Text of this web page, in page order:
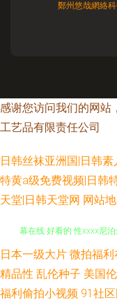
鄭州悠哉網絡
感谢您访问我们的网站
工艺品有限责任公司
日韩丝袜亚洲国|日韩
特黄a级免费视频|日韩
天堂|日韩天堂网 网站
午夜激情综合 看av的网址
幕在线 好看的 性xxxx尼
日本一级大片 微拍福
精品性 乱伦种子 美国
福利偷拍小视频 91社